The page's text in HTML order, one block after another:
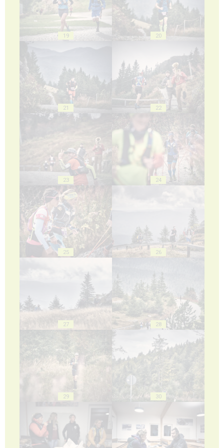
19 20
21 22
23 24
25 26
27 28
29 30